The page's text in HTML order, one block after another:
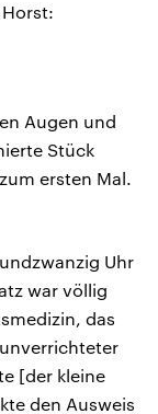
Augen und
Stück
ersten Mal.
Uhr
war völlig
das
[der kleine
den Ausweis